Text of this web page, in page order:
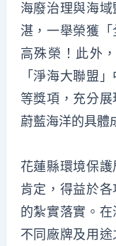
海廢治理與海
湛，一舉榮獲
高殊榮！此外
「淨海大聯盟
等獎項，充分
蔚藍海洋的具體
花蓮縣環境保
肯定，得益於
的紮實落實。
不同廠牌及用